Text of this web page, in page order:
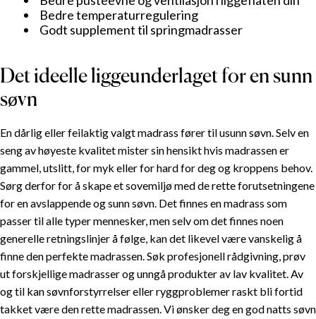
Bedre temperaturregulering
Godt supplement til springmadrasser
Det ideelle liggeunderlaget for en sunn
søvn
En dårlig eller feilaktig valgt madrass fører til usunn søvn. Selv en
seng av høyeste kvalitet mister sin hensikt hvis madrassen er
gammel, utslitt, for myk eller for hard for deg og kroppens behov.
Sørg derfor for å skape et sovemiljø med de rette forutsetningene
for en avslappende og sunn søvn. Det finnes en madrass som
passer til alle typer mennesker, men selv om det finnes noen
generelle retningslinjer å følge, kan det likevel være vanskelig å
finne den perfekte madrassen. Søk profesjonell rådgivning, prøv
ut forskjellige madrasser og unngå produkter av lav kvalitet. Av
og til kan søvnforstyrrelser eller ryggproblemer raskt bli fortid
takket være den rette madrassen. Vi ønsker deg en god natts søvn